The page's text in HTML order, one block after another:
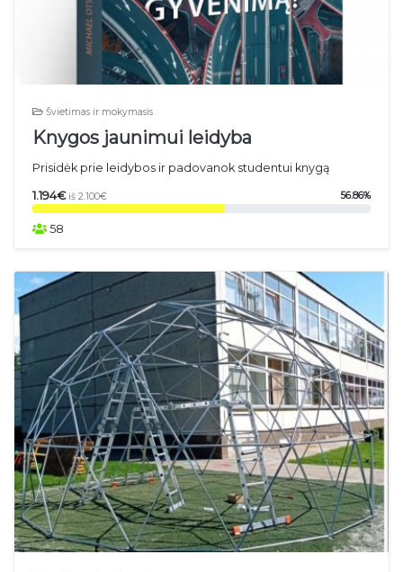
Švietimas ir mokymasis
Knygos jaunimui leidyba
Prisidėk prie leidybos ir padovanok studentui knygą
1.194€ iš 2.100€ 56.86%
58